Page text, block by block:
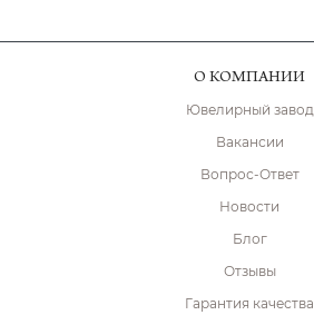
О КОМПАНИИ
Ювелирный завод
Вакансии
Вопрос-Ответ
Новости
Блог
Отзывы
Гарантия качества